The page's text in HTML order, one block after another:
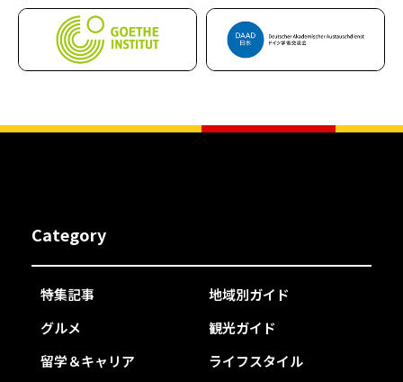
Category
特集記事
地域別ガイド
グルメ
観光ガイド
留学＆キャリア
ライフスタイル